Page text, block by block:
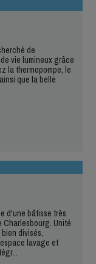
de
vie lumineux grâce
la thermopompe, le
que la belle
d'une bâtisse très
Charlesbourg. Unité
divisés,
lavage et